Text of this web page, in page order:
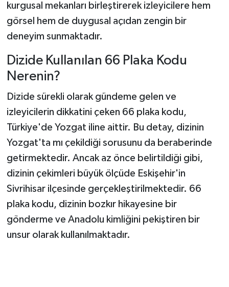
kurgusal mekanları birleştirerek izleyicilere hem
görsel hem de duygusal açıdan zengin bir
deneyim sunmaktadır.
Dizide Kullanılan 66 Plaka Kodu
Nerenin?
Dizide sürekli olarak gündeme gelen ve
izleyicilerin dikkatini çeken 66 plaka kodu,
Türkiye'de Yozgat iline aittir. Bu detay, dizinin
Yozgat'ta mı çekildiği sorusunu da beraberinde
getirmektedir. Ancak az önce belirtildiği gibi,
dizinin çekimleri büyük ölçüde Eskişehir'in
Sivrihisar ilçesinde gerçekleştirilmektedir. 66
plaka kodu, dizinin bozkır hikayesine bir
gönderme ve Anadolu kimliğini pekiştiren bir
unsur olarak kullanılmaktadır.